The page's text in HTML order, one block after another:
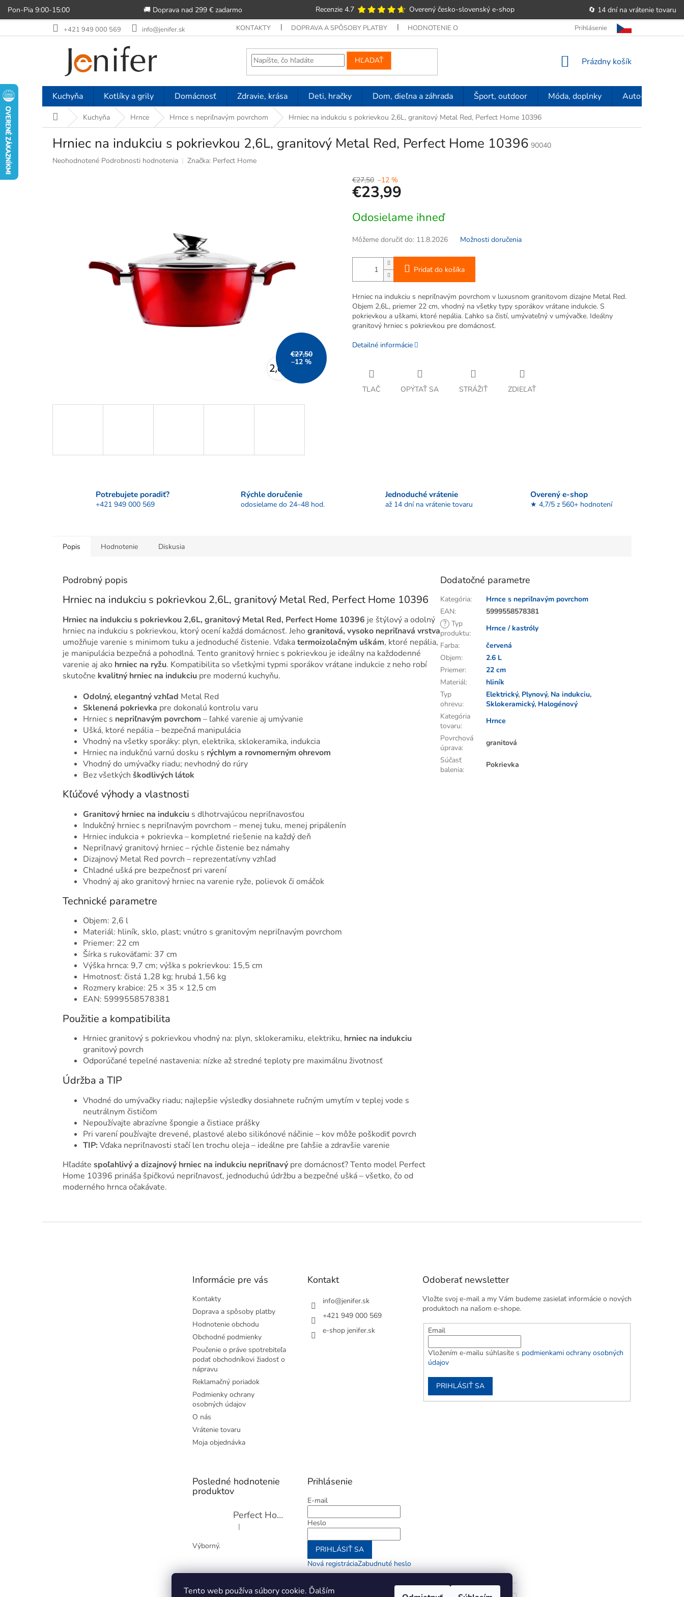
Pon-Pia 9:00-15:00 🚚 Doprava nad 299 € zadarmo Recenzie 4.7 Overený česko-slovenský e‑shop 🔄 14 dní na vrátenie tovaru
Tento web používa súbory cookie. Ďalším
na
+421 949 000 569 info@jenifer.sk KONTAKTY DOPRAVA A SPÔSOBY PLATBY HODNOTENIE OBCHODU OBCHODNÉ PODMIENKY POUČENIE O PRÁVE
Prihlásenie
HĽADAŤ
NÁKUPNÝ
Prázdny košík
Kuchyňa Kotlíky a grily Domácnosť Zdravie, krása Deti, hračky Dom, dieľna a záhrada Šport, outdoor Móda, doplnky Auto-moto
DomovKuchyňa Hrnce Hrnce s nepriľnavým povrchom Hrniec na indukciu s pokrievkou 2,6L, granitový Metal Red, Perfect Home 10396
Hrniec na indukciu s pokrievkou 2,6L, granitový Metal Red, Perfect Home 10396 90040
Priemerné
Neohodnotené Podrobnosti hodnotenia Značka: Perfect Home
€27,50
–12 %
€27,50 –12 %
€23,99
cena:
Odosielame ihneď
Môžeme doručiť do: 11.8.2026 Možnosti doručenia
Pridať do košíka
Hrniec na indukciu s nepriľnavým povrchom v luxusnom granitovom dizajne Metal Red.
Objem 2,6L, priemer 22 cm, vhodný na všetky typy sporákov vrátane indukcie. S
pokrievkou a uškami, ktoré nepália. Ľahko sa čistí, umývateľný v umývačke. Ideálny
granitový hrniec s pokrievkou pre domácnosť.
Detailné informácie
TLAČ OPÝTAŤ SA STRÁŽIŤ ZDIEĽAŤ
Potrebujete poradiť?
+421 949 000 569
Rýchle doručenie
odosielame do 24–48 hod.
Jednoduché vrátenie
až 14 dní na vrátenie tovaru
Overený e-shop
★ 4,7/5 z 560+ hodnotení
Popis Hodnotenie Diskusia
Podrobný popis
Hrniec na indukciu s pokrievkou 2,6L, granitový Metal Red, Perfect Home 10396
Hrniec na indukciu s pokrievkou 2,6L, granitový Metal Red, Perfect Home 10396 je štýlový a odolný
hrniec na indukciu s pokrievkou, ktorý ocení každá domácnosť. Jeho granitová, vysoko nepriľnavá vrstva
umožňuje varenie s minimom tuku a jednoduché čistenie. Vďakatermoizolačným uškám, ktoré nepália,
je manipulácia bezpečná a pohodlná. Tento granitový hrniec s pokrievkou je ideálny na každodenné
varenie aj ako hrniec na ryžu. Kompatibilita so všetkými typmi sporákov vrátane indukcie z neho robí
skutočne kvalitný hrniec na indukciu pre modernú kuchyňu.
Odolný, elegantný vzhľad Metal Red
Sklenená pokrievka pre dokonalú kontrolu varu
Hrniec s nepriľnavým povrchom – ľahké varenie aj umývanie
Ušká, ktoré nepália – bezpečná manipulácia
Vhodný na všetky sporáky: plyn, elektrika, sklokeramika, indukcia
Hrniec na indukčnú varnú dosku s rýchlym a rovnomerným ohrevom
Vhodný do umývačky riadu; nevhodný do rúry
Bez všetkých škodlivých látok
Kľúčové výhody a vlastnosti
Granitový hrniec na indukciu s dlhotrvajúcou nepriľnavosťou
Indukčný hrniec s nepriľnavým povrchom – menej tuku, menej pripálenín
Hrniec indukcia + pokrievka – kompletné riešenie na každý deň
Nepriľnavý granitový hrniec – rýchle čistenie bez námahy
Dizajnový Metal Red povrch – reprezentatívny vzhľad
Chladné ušká pre bezpečnosť pri varení
Vhodný aj ako granitový hrniec na varenie ryže, polievok či omáčok
Technické parametre
Objem: 2,6 l
Materiál: hliník, sklo, plast; vnútro s granitovým nepriľnavým povrchom
Priemer: 22 cm
Šírka s rukoväťami: 37 cm
Výška hrnca: 9,7 cm; výška s pokrievkou: 15,5 cm
Hmotnosť: čistá 1,28 kg; hrubá 1,56 kg
Rozmery krabice: 25 × 35 × 12,5 cm
EAN: 5999558578381
Použitie a kompatibilita
Hrniec granitový s pokrievkou vhodný na: plyn, sklokeramiku, elektriku, hrniec na indukciu
granitový povrch
Odporúčané tepelné nastavenia: nízke až stredné teploty pre maximálnu životnosť
Údržba a TIP
Vhodné do umývačky riadu; najlepšie výsledky dosiahnete ručným umytím v teplej vode s
neutrálnym čističom
Nepoužívajte abrazívne špongie a čistiace prášky
Pri varení používajte drevené, plastové alebo silikónové náčinie – kov môže poškodiť povrch
TIP: Vďaka nepriľnavosti stačí len trochu oleja – ideálne pre ľahšie a zdravšie varenie
Hľadáte spoľahlivý a dizajnový hrniec na indukciu nepriľnavý pre domácnosť? Tento model Perfect
Home 10396 prináša špičkovú nepriľnavosť, jednoduchú údržbu a bezpečné ušká – všetko, čo od
moderného hrnca očakávate.
Dodatočné parametre
Kategória:
Hrnce s nepriľnavým povrchom
EAN:
5999558578381
? Typ
produktu:
Hrnce / kastróly
Farba:
červená
Objem:
2.6 L
Priemer:
22 cm
Materiál:
hliník
Typ
ohrevu:
Elektrický, Plynový, Na indukciu,
Sklokeramický, Halogénový
Kategória
tovaru:
Hrnce
Povrchová
úprava:
granitová
Súčasť
balenia:
Pokrievka
Informácie pre vás
Kontakty
Doprava a spôsoby platby
Hodnotenie obchodu
Obchodné podmienky
Poučenie o práve spotrebiteľa
podať obchodníkovi žiadosť o
nápravu
Reklamačný poriadok
Podmienky ochrany
osobných údajov
O nás
Vrátenie tovaru
Moja objednávka
Kontakt
info@jenifer.sk
+421 949 000 569
e-shop jenifer.sk
Odoberať newsletter
Vložte svoj e-mail a my Vám budeme zasielať informácie o nových
produktoch na našom e-shope.
Email
Vložením e-mailu súhlasíte s podmienkami ochrany osobných
údajov
PRIHLÁSIŤ SA
Posledné hodnotenie
produktov
Perfect Home Tĺčik na mäso so sekáčikom, 56893
Hodnotenie produktu je 5 z 5 hviezdičiek.
|
Výborný.
Prihlásenie
E-mail
Heslo
PRIHLÁSIŤ SA
Nová registráciaZabudnuté heslo